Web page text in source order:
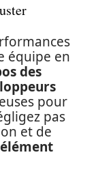
équipe en
des
pour
pas
et de
élément